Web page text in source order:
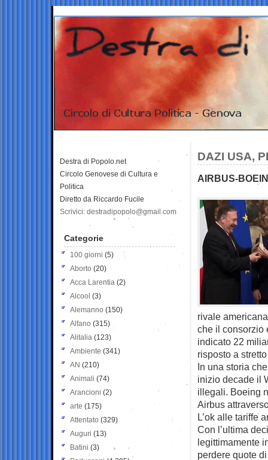
DAZI USA,
AIRBUS-
rivale
che il consorzio
indicato 22
risposto a
In una storia
inizio decade il
illegali. Boeing
Airbus
L’ok alle tariffe
Con l’ultima
legittimamente
perdere quote
Destra di Popolo.net
Circolo Genovese di Cultura e
Politica
Diretto da Riccardo Fucile
Scrivici: destradipopolo@gmail.com
Categorie
100 giorni (5)
Aborto (20)
Acca Larentia (2)
Alcool (3)
Alemanno (150)
Alfano (315)
Alitalia (123)
Ambiente (341)
AN (210)
Animali (74)
Arancioni (2)
arte (175)
Attentato (329)
Auguri (13)
Batini (3)